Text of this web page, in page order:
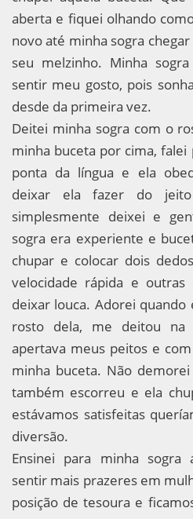
aberta e fiquei olhando
novo até minha sogra
seu melzinho. Minha
sentir meu gosto, pois
desde da primeira vez.
Deitei minha sogra com o
minha buceta por cima, falei
ponta da língua e ela
deixar ela fazer do
simplesmente deixei e
sogra era experiente e
chupar e colocar dois
velocidade rápida e
deixar louca. Adorei
rosto dela, me deitou na
apertava meus peitos e
minha buceta. Não
também escorreu e ela
estávamos satisfeitas
diversão.
Ensinei para minha sogra
sentir mais prazeres em
posição de tesoura e